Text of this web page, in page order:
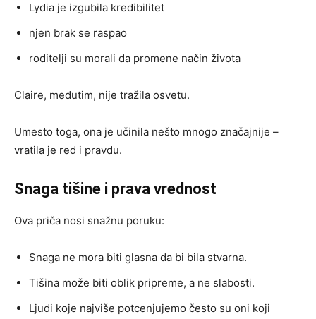
Lydia je izgubila kredibilitet
njen brak se raspao
roditelji su morali da promene način života
Claire, međutim, nije tražila osvetu.
Umesto toga, ona je učinila nešto mnogo značajnije –
vratila je red i pravdu.
Snaga tišine i prava vrednost
Ova priča nosi snažnu poruku:
Snaga ne mora biti glasna da bi bila stvarna.
Tišina može biti oblik pripreme, a ne slabosti.
Ljudi koje najviše potcenjujemo često su oni koji